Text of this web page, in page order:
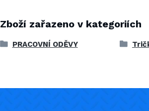
Zboží zařazeno v kategoriích
PRACOVNÍ ODĚVY